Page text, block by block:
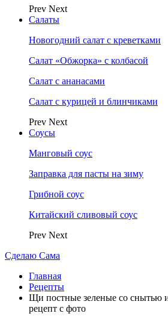
Prev Next
Салаты
Новогодний салат с креветками
Салат «Обжорка» с колбасой
Салат с ананасами
Салат с курицей и блинчиками
Prev Next
Соусы
Манговый соус
Заправка для пасты на зиму
Грибной соус
Китайский сливовый соус
Prev Next
Сделаю Сама
Главная
Рецепты
Щи постные зеленые со снытью
рецепт с фото